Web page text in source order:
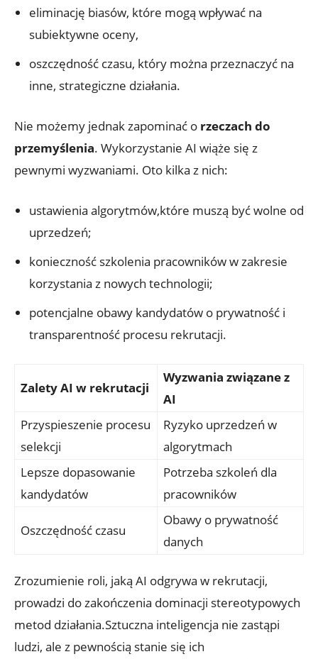
eliminację biasów, które mogą wpływać na
subiektywne oceny,
oszczędność czasu, który można przeznaczyć na
inne, strategiczne działania.
Nie możemy jednak zapominać o rzeczach do
przemyślenia. Wykorzystanie AI wiąże się z
pewnymi wyzwaniami. Oto kilka z nich:
ustawienia algorytmów,które muszą być wolne od
uprzedzeń;
konieczność szkolenia pracowników w zakresie
korzystania z nowych technologii;
potencjalne obawy kandydatów o prywatność i
transparentność procesu rekrutacji.
Zalety AI w rekrutacji
Wyzwania związane z
AI
Przyspieszenie procesu
selekcji
Ryzyko uprzedzeń w
algorytmach
Lepsze dopasowanie
kandydatów
Potrzeba szkoleń dla
pracowników
Oszczędność czasu
Obawy o prywatność
danych
Zrozumienie roli, jaką AI odgrywa w rekrutacji,
prowadzi do zakończenia dominacji stereotypowych
metod działania.Sztuczna inteligencja nie zastąpi
ludzi, ale z pewnością stanie się ich